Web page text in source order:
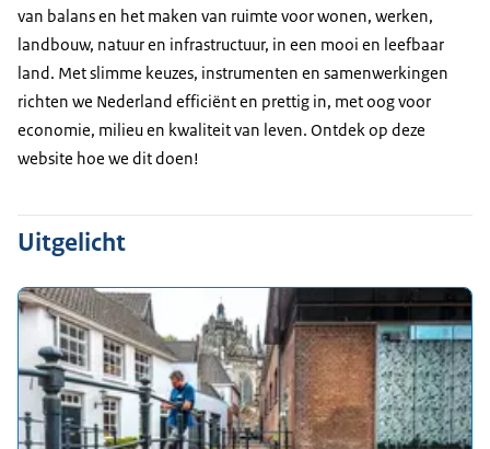
van balans en het maken van ruimte voor wonen, werken,
landbouw, natuur en infrastructuur, in een mooi en leefbaar
land. Met slimme keuzes, instrumenten en samenwerkingen
richten we Nederland efficiënt en prettig in, met oog voor
economie, milieu en kwaliteit van leven. Ontdek op deze
website hoe we dit doen!
Uitgelicht